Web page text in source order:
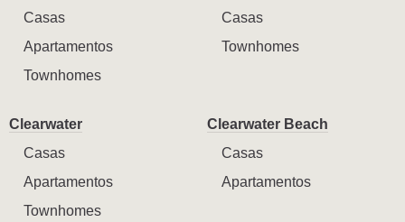
Casas
Apartamentos
Townhomes
Casas
Townhomes
Clearwater
Casas
Apartamentos
Townhomes
Clearwater Beach
Casas
Apartamentos